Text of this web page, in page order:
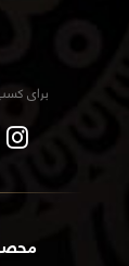
برای